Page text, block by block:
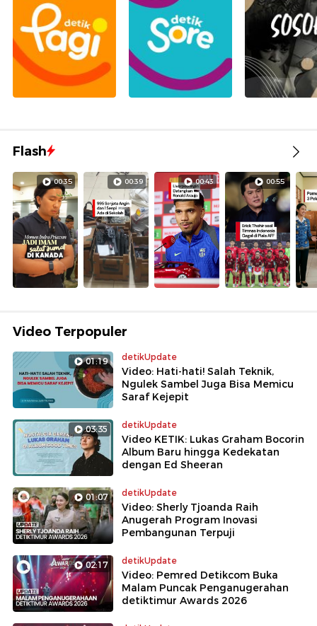
Flash
00:35 00:39 00:43 00:55
Video Terpopuler
01:19 detikUpdate
Video: Hati-hati! Salah Teknik,
Ngulek Sambel Juga Bisa Memicu
Saraf Kejepit
03:35 detikUpdate
Video KETIK: Lukas Graham Bocorin
Album Baru hingga Kedekatan
dengan Ed Sheeran
01:07 detikUpdate
Video: Sherly Tjoanda Raih
Anugerah Program Inovasi
Pembangunan Terpuji
02:17 detikUpdate
Video: Pemred Detikcom Buka
Malam Puncak Penganugerahan
detiktimur Awards 2026